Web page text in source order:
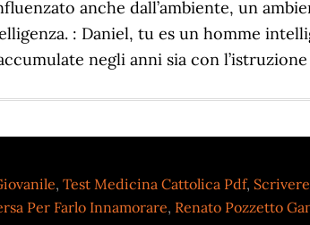
, Test Medicina Cattolica Pdf,
Per Farlo Innamorare, Renato Pozzetto